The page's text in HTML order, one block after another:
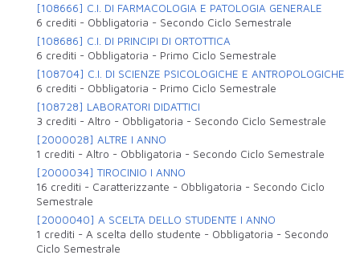
[108666] C.I. DI FARMACOLOGIA E PATOLOGIA GENERALE
6 crediti - Obbligatoria - Secondo Ciclo Semestrale
[108686] C.I. DI PRINCIPI DI ORTOTTICA
6 crediti - Obbligatoria - Primo Ciclo Semestrale
[108704] C.I. DI SCIENZE PSICOLOGICHE E ANTROPOLOGICHE
6 crediti - Obbligatoria - Primo Ciclo Semestrale
[108728] LABORATORI DIDATTICI
3 crediti -Altro - Obbligatoria - Secondo Ciclo Semestrale
[2000028] ALTRE I ANNO
1 crediti -Altro - Obbligatoria - Secondo Ciclo Semestrale
[2000034] TIROCINIO I ANNO
16 crediti - Caratterizzante - Obbligatoria - Secondo Ciclo
Semestrale
[2000040] A SCELTA DELLO STUDENTE I ANNO
1 crediti -A scelta dello studente - Obbligatoria - Secondo
Ciclo Semestrale